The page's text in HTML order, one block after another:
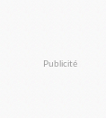
Publicité